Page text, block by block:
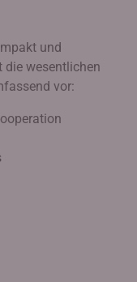
und
die wesentlichen
vor: